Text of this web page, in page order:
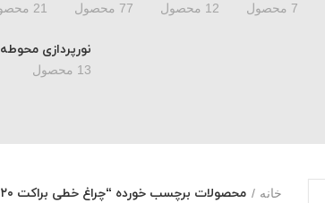
7 محصول 12 محصول 77 محصول 21 محصول
نورپردازی محوطه
13 محصول
خانه محصولات برچسب خورده “چراغ خطی براکت ۲۰ وات”